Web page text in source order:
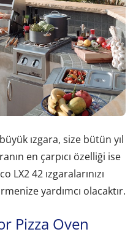
ızgara, size bütün yıl
en çarpıcı özelliği ise
LX2 42 ızgaralarınızı
yardımcı olacaktır.
Pizza Oven